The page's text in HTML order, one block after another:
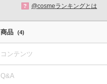
? @cosmeランキングとは
商品 (4)
コンテンツ
Q&A